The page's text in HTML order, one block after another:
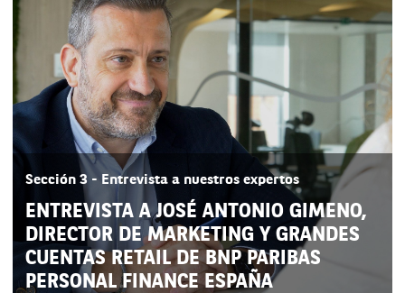
Sección 3 - Entrevista a nuestros expertos
ENTREVISTA A JOSÉ ANTONIO GIMENO,
DIRECTOR DE MARKETING Y GRANDES
CUENTAS RETAIL DE BNP PARIBAS
PERSONAL FINANCE ESPAÑA